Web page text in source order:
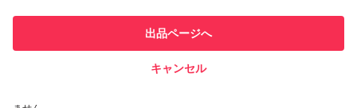
での取引実績があります
出品ページへ
キャンセル